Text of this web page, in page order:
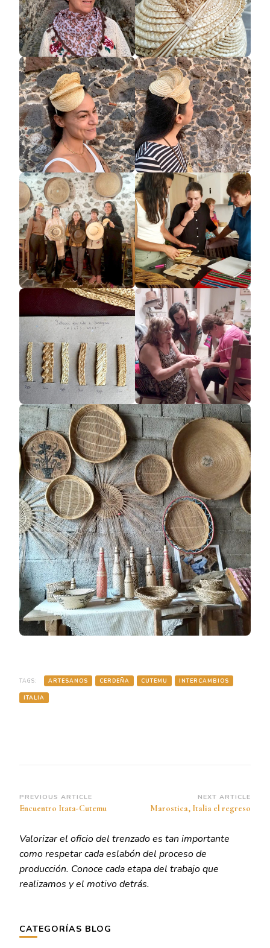
TAGS: ARTESANOS CERDEÑA CUTEMU INTERCAMBIOS
ITALIA
Post
Navigation
PREVIOUS ARTICLE
Encuentro Itata-Cutemu
NEXT ARTICLE
Marostica, Italia el regreso
Valorizar el oficio del trenzado es tan importante
como respetar cada eslabón del proceso de
producción. Conoce cada etapa del trabajo que
realizamos y el motivo detrás.
CATEGORÍAS BLOG